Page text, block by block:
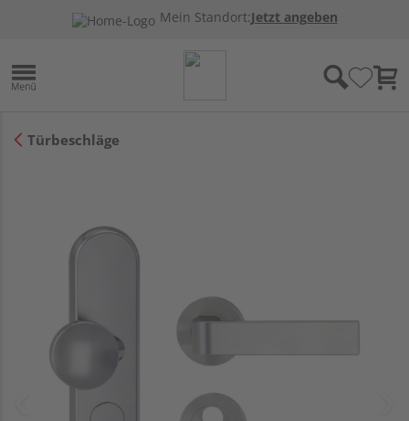
Mein Standort:Jetzt angeben
Türbeschläge